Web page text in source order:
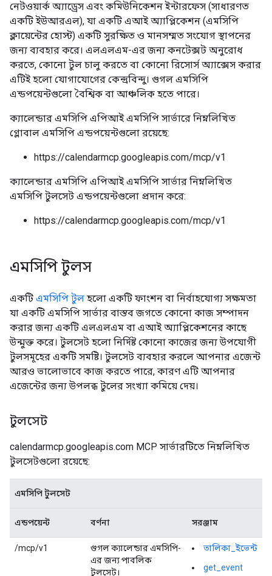
নেটওয়ার্ক অ্যাড্রেস এবং কমিউনিকেশন ইন্টারফেস (সাধারণত
একটি ইউআরএল), যা একটি এআই অ্যাপ্লিকেশন (এমসিপি
ক্লায়েন্টের হোস্ট) একটি সুরক্ষিত ও মানসম্মত সংযোগ স্থাপনের
জন্য ব্যবহার করে। এলএলএম-এর জন্য কনটেক্সট অনুরোধ
করতে, কোনো টুল চালু করতে বা কোনো রিসোর্স অ্যাক্সেস করার
এটিই হলো যোগাযোগের কেন্দ্রবিন্দু। গুগল এমসিপি
এন্ডপয়েন্টগুলো বৈশ্বিক বা আঞ্চলিক হতে পারে।
ক্যালেন্ডার এমসিপি এপিআই এমসিপি সার্ভারে নিম্নলিখিত
গ্লোবাল এমসিপি এন্ডপয়েন্টগুলো রয়েছে:
https://calendarmcp.googleapis.com/mcp/v1
ক্যালেন্ডার এমসিপি এপিআই এমসিপি সার্ভার নিম্নলিখিত
এমসিপি টুলসেট এন্ডপয়েন্টগুলো প্রদান করে:
https://calendarmcp.googleapis.com/mcp/v1
এমসিপি টুলস
একটি এমসিপি টুল হলো একটি ফাংশন বা নির্বাহযোগ্য সক্ষমতা
যা একটি এমসিপি সার্ভার বাস্তব জগতে কোনো কাজ সম্পাদন
করার জন্য একটি এলএলএম বা এআই অ্যাপ্লিকেশনের কাছে
উন্মুক্ত করে। টুলসেট হলো নির্দিষ্ট কোনো কাজের জন্য উপযোগী
টুলসমূহের একটি সমষ্টি। টুলসেট ব্যবহার করলে আপনার এজেন্ট
আরও ভালোভাবে কাজ করতে পারে, কারণ এটি আপনার
এজেন্টের জন্য উপলব্ধ টুলের সংখ্যা কমিয়ে দেয়।
টুলসেট
calendarmcp.googleapis.com MCP সার্ভারটিতে নিম্নলিখিত
টুলসেটগুলো রয়েছে:
এমসিপি টুলসেট
এন্ডপয়েন্ট বর্ণনা সরঞ্জাম
/mcp/v1
গুগল ক্যালেন্ডার এমসিপি-
এর জন্য পাবলিক
টুলসেট।
তালিকা_ইভেন্ট
get_event